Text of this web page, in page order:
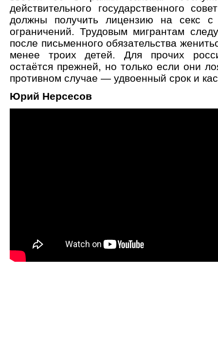
действительного государственного
должны получить лицензию на секс с
ограничений. Трудовым мигрантам
после письменного обязательства
менее троих детей. Для прочих
остаётся прежней, но только если они
противном случае — удвоенный срок и
Юрий Нерсесов